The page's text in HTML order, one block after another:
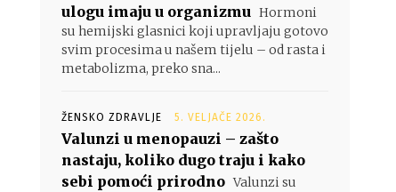
ulogu imaju u organizmu Hormoni
su hemijski glasnici koji upravljaju gotovo
svim procesima u našem tijelu – od rasta i
metabolizma, preko sna...
ŽENSKO ZDRAVLJE 5. VELJAČE 2026.
Valunzi u menopauzi – zašto
nastaju, koliko dugo traju i kako
sebi pomoći prirodno Valunzi su